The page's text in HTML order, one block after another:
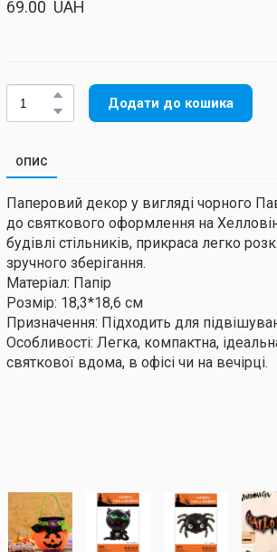
69.00  UAH
Додати до кошика
ОПИС
Паперовий декор у вигляді чорного
до святкового оформлення на
будівлі стільників, прикраса легко
зручного зберігання.
Матеріал: Папір
Розмір: 18,3*18,6 см
Призначення: Підходить для
Особливості: Легка, компактна,
святкової вдома, в офісі чи на вечірці.